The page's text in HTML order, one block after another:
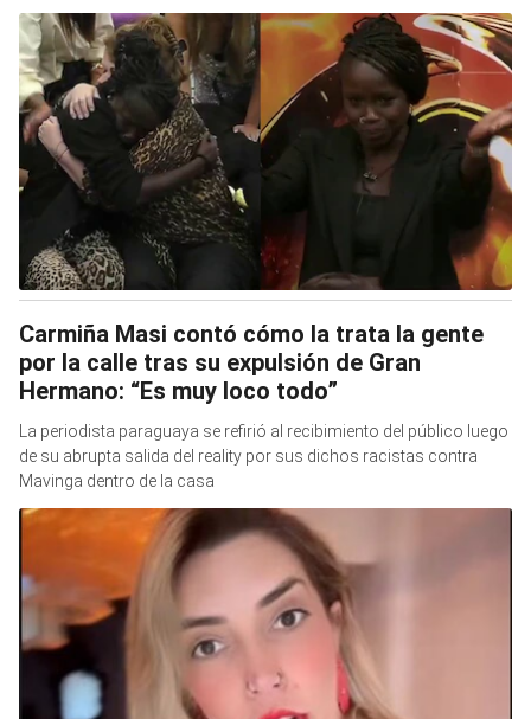
Carmiña Masi contó cómo la trata la gente
por la calle tras su expulsión de Gran
Hermano: “Es muy loco todo”
La periodista paraguaya se refirió al recibimiento del público luego
de su abrupta salida del reality por sus dichos racistas contra
Mavinga dentro de la casa